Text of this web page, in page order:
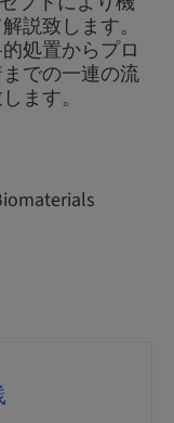
説致します。
処置からプロ
での一連の流
ます。